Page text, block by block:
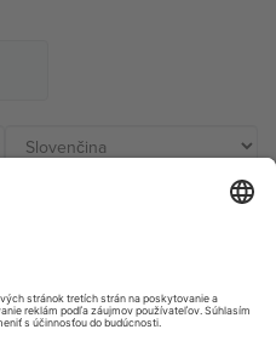
167 City Road, London, Greater